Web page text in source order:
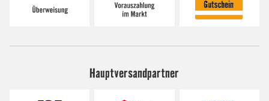
Hauptversandpartner